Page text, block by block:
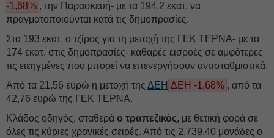
-1,68% , την Παρασκευή- με τα 194,2 εκατ. να
πραγματοποιούνται κατά τις δημοπρασίες.
Στα 193 εκατ. ο τζίρος για τη μετοχή της ΓΕΚ ΤΕΡΝΑ- με τα
174 εκατ. στις δημοπρασίες- καθαρές εισροές σε αμφότερες
τις ειεηγμένες που μπορεί να επενεργήσουν αντισταθμιστικά.
Από τα 21,56 ευρώ η μετοχή της ΔΕΗ ΔΕΗ -1,68% , από τα
42,76 ευρώ της ΓΕΚ ΤΕΡΝΑ.
Κλάδος οδηγός, σταθερά ο τραπεζικός, με θετική φορά σε
όλες τις κύριες χρονικές σειρές. Από τις 2.739,40 μονάδες ο